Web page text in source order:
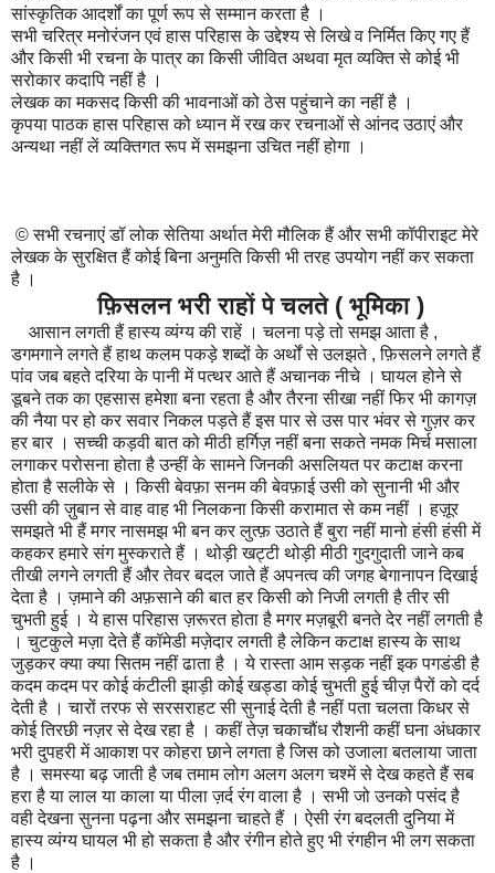
सांस्कृतिक आदर्शों का पूर्ण रूप से सम्मान करता है ।
सभी चरित्र मनोरंजन एवं हास परिहास के उद्देश्य से लिखे व निर्मित किए गए हैं
और किसी भी रचना के पात्र का किसी जीवित अथवा मृत व्यक्ति से कोई भी
सरोकार कदापि नहीं है ।
लेखक का मकसद किसी की भावनाओं को ठेस पहुंचाने का नहीं है ।
कृपया पाठक हास परिहास को ध्यान में रख कर रचनाओं से आंनद उठाएं और
अन्यथा नहीं लें व्यक्तिगत रूप में समझना उचित नहीं होगा ।
©सभी रचनाएं डॉ लोक सेतिया अर्थात मेरी मौलिक हैं और सभी कॉपीराइट मेरे
लेखक के सुरक्षित हैं कोई बिना अनुमति किसी भी तरह उपयोग नहीं कर सकता
है ।
फ़िसलन भरी राहों पे चलते ( भूमिका )
आसान लगती हैं हास्य व्यंग्य की राहें । चलना पड़े तो समझ आता है ,
डगमगाने लगते हैं हाथ कलम पकड़े शब्दों के अर्थों से उलझते , फ़िसलने लगते हैं
पांव जब बहते दरिया के पानी में पत्थर आते हैं अचानक नीचे । घायल होने से
डूबने तक का एहसास हमेशा बना रहता है और तैरना सीखा नहीं फिर भी कागज़
की नैया पर हो कर सवार निकल पड़ते हैं इस पार से उस पार भंवर से गुज़र कर
हर बार । सच्ची कड़वी बात को मीठी हर्गिज़ नहीं बना सकते नमक मिर्च मसाला
लगाकर परोसना होता है उन्हीं के सामने जिनकी असलियत पर कटाक्ष करना
होता है सलीके से । किसी बेवफ़ा सनम की बेवफ़ाई उसी को सुनानी भी और
उसी की ज़ुबान से वाह वाह भी निलकना किसी करामात से कम नहीं । हज़ूर
समझते भी हैं मगर नासमझ भी बन कर लुत्फ़ उठाते हैं बुरा नहीं मानो हंसी हंसी में
कहकर हमारे संग मुस्कराते हैं । थोड़ी खट्टी थोड़ी मीठी गुदगुदाती जाने कब
तीखी लगने लगती हैं और तेवर बदल जाते हैं अपनत्व की जगह बेगानापन दिखाई
देता है । ज़माने की अफ़साने की बात हर किसी को निजी लगती है तीर सी
चुभती हुई । ये हास परिहास ज़रूरत होता है मगर मज़बूरी बनते देर नहीं लगती है
। चुटकुले मज़ा देते हैं कॉमेडी मज़ेदार लगती है लेकिन कटाक्ष हास्य के साथ
जुड़कर क्या क्या सितम नहीं ढाता है । ये रास्ता आम सड़क नहीं इक पगडंडी है
कदम कदम पर कोई कंटीली झाड़ी कोई खड्डा कोई चुभती हुई चीज़ पैरों को दर्द
देती है । चारों तरफ से सरसराहट सी सुनाई देती है नहीं पता चलता किधर से
कोई तिरछी नज़र से देख रहा है । कहीं तेज़ चकाचौंध रौशनी कहीं घना अंधकार
भरी दुपहरी में आकाश पर कोहरा छाने लगता है जिस को उजाला बतलाया जाता
है । समस्या बढ़ जाती है जब तमाम लोग अलग अलग चश्में से देख कहते हैं सब
हरा है या लाल या काला या पीला ज़र्द रंग वाला है । सभी जो उनको पसंद है
वही देखना सुनना पढ़ना और समझना चाहते हैं । ऐसी रंग बदलती दुनिया में
हास्य व्यंग्य घायल भी हो सकता है और रंगीन होते हुए भी रंगहीन भी लग सकता
है ।